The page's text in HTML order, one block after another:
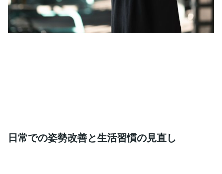
日常での姿勢改善と生活習慣の見直し